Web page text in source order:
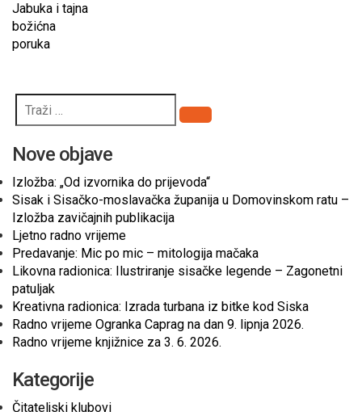
Jabuka i tajna
božićna
poruka
Pretraži
Nove objave
Izložba: „Od izvornika do prijevoda“
Sisak i Sisačko-moslavačka županija u Domovinskom ratu –
Izložba zavičajnih publikacija
Ljetno radno vrijeme
Predavanje: Mic po mic – mitologija mačaka
Likovna radionica: Ilustriranje sisačke legende – Zagonetni
patuljak
Kreativna radionica: Izrada turbana iz bitke kod Siska
Radno vrijeme Ogranka Caprag na dan 9. lipnja 2026.
Radno vrijeme knjižnice za 3. 6. 2026.
Kategorije
Čitateljski klubovi